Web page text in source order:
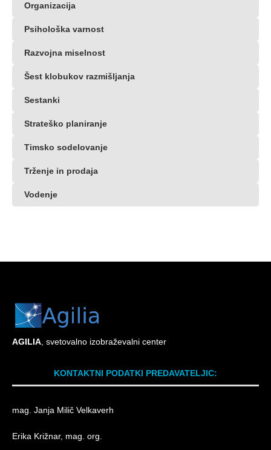
Organizacija
Psihološka varnost
Razvojna miselnost
Šest klobukov razmišljanja
Sestanki
Strateško planiranje
Timsko sodelovanje
Trženje in prodaja
Vodenje
AGILIA , svetovalno izobraževalni center
KONTAKTNI PODATKI PREDAVATELJIC:
mag. Janja Milič Velkaverh
Erika Križnar, mag. org.